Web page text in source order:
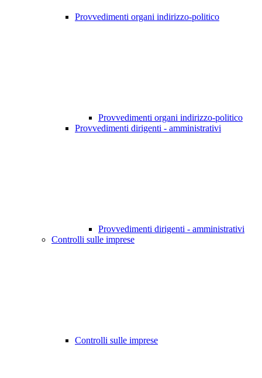
Provvedimenti organi indirizzo-politico
Provvedimenti organi indirizzo-politico
Provvedimenti dirigenti - amministrativi
Provvedimenti dirigenti - amministrativi
Controlli sulle imprese
Controlli sulle imprese